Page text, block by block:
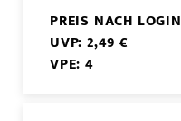
PREIS NACH LOGIN
UVP: 2,49 €
VPE: 4